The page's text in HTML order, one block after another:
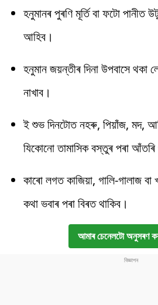
হনুমানৰ পুৰণি মূৰ্তি বা ফটো পানীত
আহিব।
হনুমান জয়ন্তীৰ দিনা উপবাসে
নাখাব।
ই শুভ দিনটোত নহৰু, পিয়াঁজ, মদ,
যিকোনো তামাসিক বস্তুৰ পৰা আঁতৰি
কাৰো লগত কাজিয়া, গালি-গালাজ
কথা ভবাৰ পৰা বিৰত থাকিব।
আমাৰ চেনেলটো অনুসৰণ